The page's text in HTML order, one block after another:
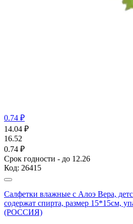
0.74 ₽
14.04 ₽
16.52
0.74 ₽
Срок годности - до 12.26
Код: 26415
Салфетки влажные с Алоэ Вера,
содержат спирта, размер 15*15см,
(РОССИЯ)